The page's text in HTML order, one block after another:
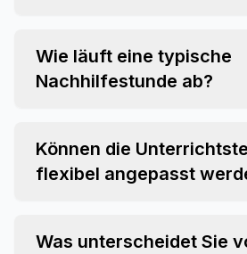
Wie läuft eine typische
Nachhilfestunde ab?
Können die
flexibel angepasst
Was unterscheidet Sie